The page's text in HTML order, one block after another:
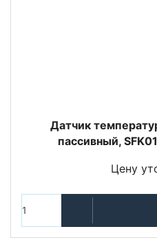
Датчик
пассивный,
Цену